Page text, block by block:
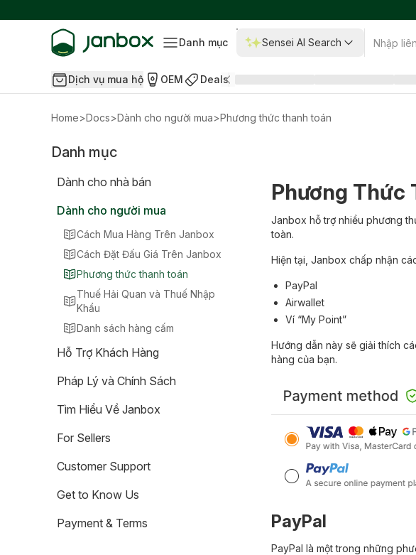
Danh mục Sensei AI Search
Dịch vụ mua hộ OEM Deals
Home>Docs>Dành cho người mua>Phương thức thanh toán
Danh mục
Dành cho nhà bán
Dành cho người mua
Cách Mua Hàng Trên Janbox
Cách Đặt Đấu Giá Trên Janbox
Phương thức thanh toán
Thuế Hải Quan và Thuế Nhập
Khẩu
Danh sách hàng cấm
Hỗ Trợ Khách Hàng
Pháp Lý và Chính Sách
Tìm Hiểu Về Janbox
For Sellers
Customer Support
Get to Know Us
Payment & Terms
Phương Thức
Janbox hỗ trợ nhiều phương
toàn.
Hiện tại, Janbox chấp nhận
PayPal
Airwallet
Ví “My Point”
Hướng dẫn này sẽ giải thích
hàng của bạn.
PayPal
PayPal là một trong những